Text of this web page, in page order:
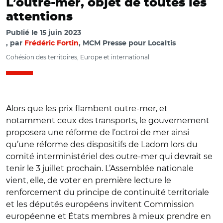
L’outre-mer, objet de toutes les
attentions
Publié le 15 juin 2023
par Frédéric Fortin, MCM Presse pour Localtis
Cohésion des territoires, Europe et international
Alors que les prix flambent outre-mer, et
notamment ceux des transports, le gouvernement
proposera une réforme de l’octroi de mer ainsi
qu’une réforme des dispositifs de Ladom lors du
comité interministériel des outre-mer qui devrait se
tenir le 3 juillet prochain. L’Assemblée nationale
vient, elle, de voter en première lecture le
renforcement du principe de continuité territoriale
et les députés européens invitent Commission
européenne et États membres à mieux prendre en